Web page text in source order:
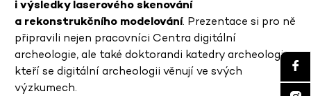
i výsledky laserového skenování
a rekonstrukčního modelování. Prezentace si pro ně
připravili nejen pracovníci Centra digitální
archeologie, ale také doktorandi katedry archeologie,
kteří se digitální archeologii věnují ve svých
výzkumech.